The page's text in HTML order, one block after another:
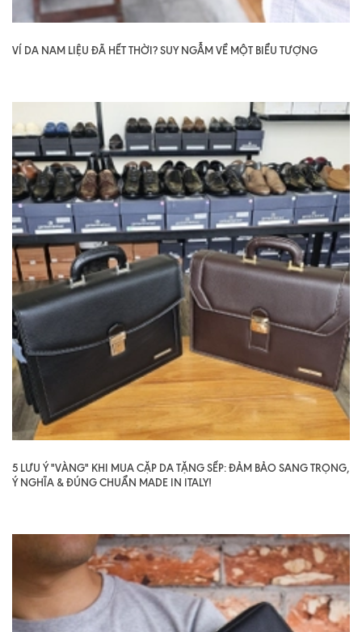
VÍ DA NAM LIỆU ĐÃ HẾT THỜI? SUY NGẪM VỀ MỘT BIỂU TƯỢNG
5 LƯU Ý "VÀNG" KHI MUA CẶP DA TẶNG SẾP: ĐẢM BẢO SANG TRỌNG,
Ý NGHĨA & ĐÚNG CHUẨN MADE IN ITALY!